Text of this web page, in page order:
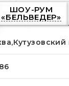
ШОУ-РУМ
«БЕЛЬВЕДЕР»
Кутузовский